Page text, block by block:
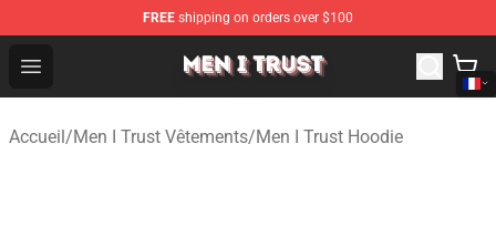
FREE shipping on orders over $100
Open menu
Men I Trust Shop - Official Men I Trust Merchandise Store
Accueil/Men I Trust Vêtements/Men I Trust Hoodie